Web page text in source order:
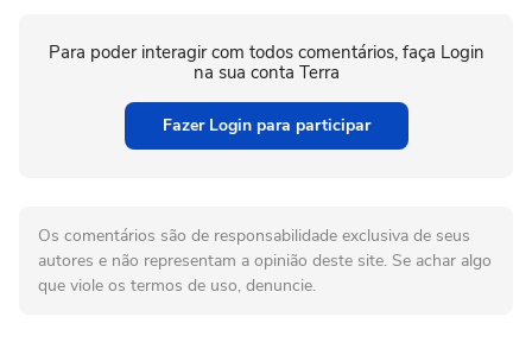
Para poder interagir com todos comentários, faça Login
na sua conta Terra
Fazer Login para participar
Os comentários são de responsabilidade exclusiva de seus
autores e não representam a opinião deste site. Se achar algo
que viole os termos de uso, denuncie.